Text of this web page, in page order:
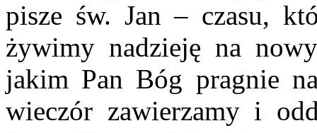
pisze św. Jan – czasu,
żywimy nadzieję na
jakim Pan Bóg pragnie
wieczór zawierzamy i